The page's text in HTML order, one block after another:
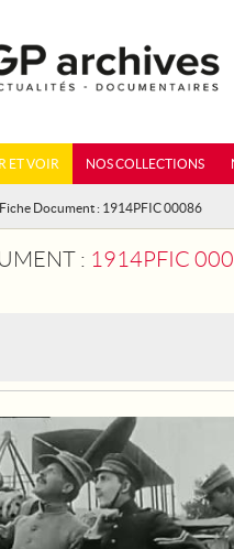
ET VOIR NOS COLLECTIONS
Document : 1914PFIC 00086
: 1914PFIC